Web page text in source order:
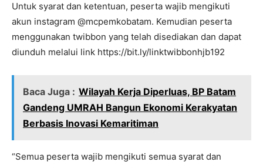
Untuk syarat dan ketentuan, peserta wajib mengikuti
akun instagram @mcpemkobatam. Kemudian peserta
menggunakan twibbon yang telah disediakan dan dapat
diunduh melalui link https://bit.ly/linktwibbonhjb192
Baca Juga : Wilayah Kerja Diperluas, BP Batam
Gandeng UMRAH Bangun Ekonomi Kerakyatan
Berbasis Inovasi Kemaritiman
“Semua peserta wajib mengikuti semua syarat dan